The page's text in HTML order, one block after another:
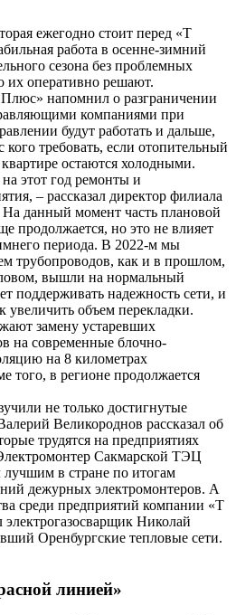
ежегодно стоит перед «Т
работа в осенне-зимний
сезона без проблемных
их оперативно решают.
напомнил о разграничении
компаниями при
будут работать и дальше,
кого требовать, если отопительный
квартире остаются холодными.
этот год ремонты и
– рассказал директор филиала
данный момент часть плановой
продолжается, но это не влияет
периода. В 2022-м мы
трубопроводов, как и в прошлом,
вышли на нормальный
поддерживать надежность сети, и
увеличить объем перекладки.
замену устаревших
на современные блочно-
на 8 километрах
того, в регионе продолжается
не только достигнутые
Великороднов рассказал об
трудятся на предприятиях
Сакмарской ТЭЦ
в стране по итогам
дежурных электромонтеров. А
среди предприятий компании «Т
Николай
Оренбургские тепловые сети.
линией»